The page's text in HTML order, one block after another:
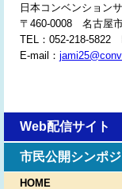
日本コンベンション
〒460-0008 名古屋
TEL：052-218-5822
E-mail：
Web配信サイト
市民公開シンポ
HOME